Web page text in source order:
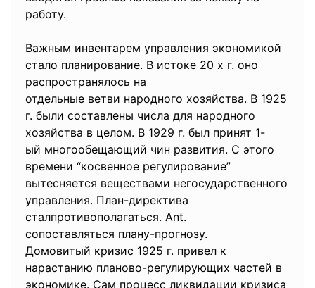
работу.
Важным инвентарем управления экономикой
стало планирование. В истоке 20 х г. оно
распространялось на
отдельные ветви народного хозяйства. В 1925
г. были составлены числа для народного
хозяйства в целом. В 1929 г. был принят 1-
ый многообещающий чин развития. С этого
времени “косвенное регулирование”
вытесняется веществами негосударственного
управления. План-директива
сталпротивополагаться. Ant.
сопоставляться плану-прогнозу.
Домовитый кризис 1925 г. привел к
нарастанию планово-регулирующих частей в
экономике. Сам процесс ликвидации кризиса